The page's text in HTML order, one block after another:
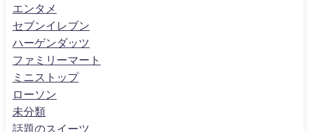
エンタメ
セブンイレブン
ハーゲンダッツ
ファミリーマート
ミニストップ
ローソン
未分類
話題のスイーツ